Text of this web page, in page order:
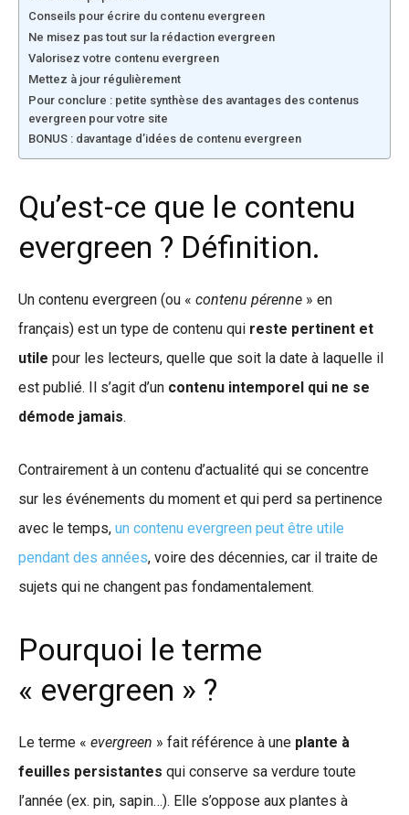
Conseils pour écrire du contenu evergreen
Ne misez pas tout sur la rédaction evergreen
Valorisez votre contenu evergreen
Mettez à jour régulièrement
Pour conclure : petite synthèse des avantages des contenus
evergreen pour votre site
BONUS : davantage d’idées de contenu evergreen
Qu’est-ce que le contenu
evergreen ? Définition.
Un contenu evergreen (ou « contenu pérenne » en
français) est un type de contenu qui reste pertinent et
utile pour les lecteurs, quelle que soit la date à laquelle il
est publié. Il s’agit d’un contenu intemporel qui ne se
démode jamais.
Contrairement à un contenu d’actualité qui se concentre
sur les événements du moment et qui perd sa pertinence
avec le temps, un contenu evergreen peut être utile
pendant des années, voire des décennies, car il traite de
sujets qui ne changent pas fondamentalement.
Pourquoi le terme
« evergreen » ?
Le terme « evergreen » fait référence à une plante à
feuilles persistantes qui conserve sa verdure toute
l’année (ex. pin, sapin…). Elle s’oppose aux plantes à